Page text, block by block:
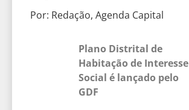
Por: Redação, Agenda Capital
Plano Distrital de
Habitação de Interesse
Social é lançado pelo
GDF